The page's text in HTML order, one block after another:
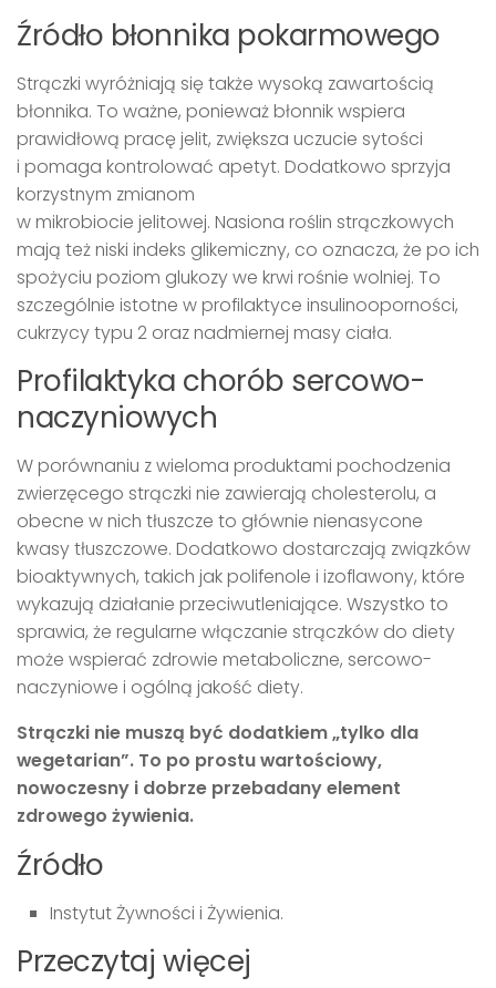
Źródło błonnika pokarmowego
Strączki wyróżniają się także wysoką zawartością
błonnika. To ważne, ponieważ błonnik wspiera
prawidłową pracę jelit, zwiększa uczucie sytości
i pomaga kontrolować apetyt. Dodatkowo sprzyja
korzystnym zmianom
w mikrobiocie jelitowej. Nasiona roślin strączkowych
mają też niski indeks glikemiczny, co oznacza, że po ich
spożyciu poziom glukozy we krwi rośnie wolniej. To
szczególnie istotne w profilaktyce insulinooporności,
cukrzycy typu 2 oraz nadmiernej masy ciała.
Profilaktyka chorób sercowo-
naczyniowych
W porównaniu z wieloma produktami pochodzenia
zwierzęcego strączki nie zawierają cholesterolu, a
obecne w nich tłuszcze to głównie nienasycone
kwasy tłuszczowe. Dodatkowo dostarczają związków
bioaktywnych, takich jak polifenole i izoflawony, które
wykazują działanie przeciwutleniające. Wszystko to
sprawia, że regularne włączanie strączków do diety
może wspierać zdrowie metaboliczne, sercowo-
naczyniowe i ogólną jakość diety.
Strączki nie muszą być dodatkiem „tylko dla
wegetarian”. To po prostu wartościowy,
nowoczesny i dobrze przebadany element
zdrowego żywienia.
Źródło
Instytut Żywności i Żywienia.
Przeczytaj więcej